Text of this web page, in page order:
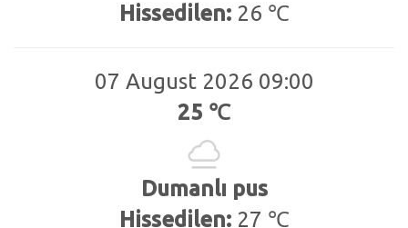
Hissedilen:26 ℃
07 August 2026 09:00
25 ℃
Dumanlı pus
Hissedilen:27 ℃